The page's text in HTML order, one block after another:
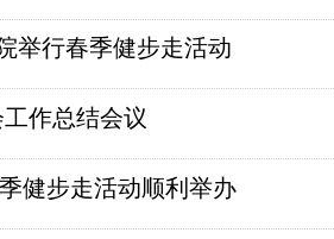
举行春季健步走活动
作总结会议
健步走活动顺利举办